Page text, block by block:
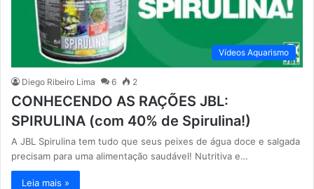
Vídeos Aquarismo
Diego Ribeiro Lima 6 2
CONHECENDO AS RAÇÕES JBL:
SPIRULINA (com 40% de Spirulina!)
A JBL Spirulina tem tudo que seus peixes de água doce e salgada
precisam para uma alimentação saudável! Nutritiva e…
Leia mais »